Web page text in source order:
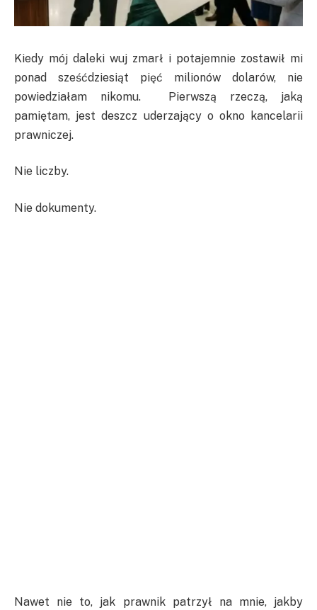
Kiedy mój daleki wuj zmarł i potajemnie zostawił mi
ponad sześćdziesiąt pięć milionów dolarów, nie
powiedziałam nikomu. Pierwszą rzeczą, jaką
pamiętam, jest deszcz uderzający o okno kancelarii
prawniczej.
Nie liczby.
Nie dokumenty.
Nawet nie to, jak prawnik patrzył na mnie, jakby